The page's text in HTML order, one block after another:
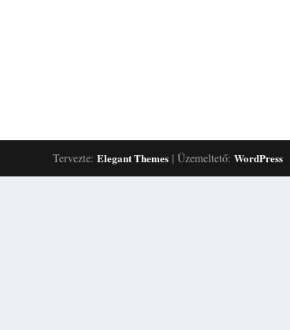
Tervezte:Elegant Themes | Üzemeltető:WordPress